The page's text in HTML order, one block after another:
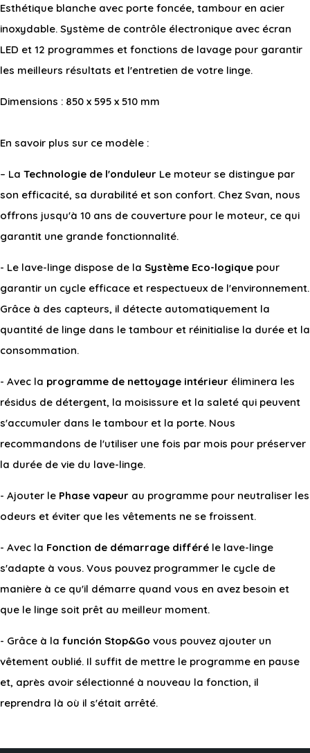
Esthétique blanche avec porte foncée, tambour en acier
inoxydable. Système de contrôle électronique avec écran
LED et 12 programmes et fonctions de lavage pour garantir
les meilleurs résultats et l'entretien de votre linge.
Dimensions : 850 x 595 x 510 mm
En savoir plus sur ce modèle :
– La Technologie de l'onduleur Le moteur se distingue par
son efficacité, sa durabilité et son confort. Chez Svan, nous
offrons jusqu'à 10 ans de couverture pour le moteur, ce qui
garantit une grande fonctionnalité.
- Le lave-linge dispose de la Système Eco-logique pour
garantir un cycle efficace et respectueux de l'environnement.
Grâce à des capteurs, il détecte automatiquement la
quantité de linge dans le tambour et réinitialise la durée et la
consommation.
- Avec la programme de nettoyage intérieur éliminera les
résidus de détergent, la moisissure et la saleté qui peuvent
s'accumuler dans le tambour et la porte. Nous
recommandons de l'utiliser une fois par mois pour préserver
la durée de vie du lave-linge.
- Ajouter le Phase vapeur au programme pour neutraliser les
odeurs et éviter que les vêtements ne se froissent.
- Avec la Fonction de démarrage différé le lave-linge
s'adapte à vous. Vous pouvez programmer le cycle de
manière à ce qu'il démarre quand vous en avez besoin et
que le linge soit prêt au meilleur moment.
- Grâce à la función Stop&Go vous pouvez ajouter un
vêtement oublié. Il suffit de mettre le programme en pause
et, après avoir sélectionné à nouveau la fonction, il
reprendra là où il s'était arrêté.